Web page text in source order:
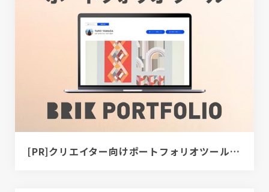
[PR]クリエイター向けポートフォリオツール｜BRIK PORTFOLIO